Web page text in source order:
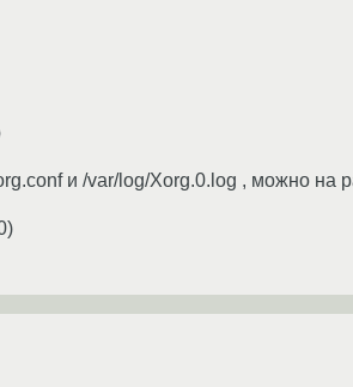
и /var/log/Xorg.0.log , можно на
)